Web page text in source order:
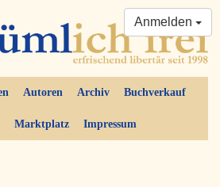
Autoren Archiv Buchverkauf
Marktplatz Impressum
Anmelden